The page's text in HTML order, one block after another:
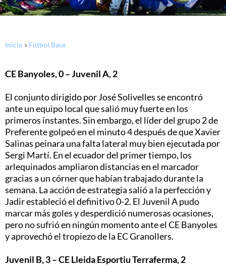
Inicio » Fútbol Base
CE Banyoles, 0 – Juvenil A, 2
El conjunto dirigido por José Solivelles se encontró
ante un equipo local que salió muy fuerte en los
primeros instantes. Sin embargo, el líder del grupo 2 de
Preferente golpeó en el minuto 4 después de que Xavier
Salinas peinara una falta lateral muy bien ejecutada por
Sergi Martí. En el ecuador del primer tiempo, los
arlequinados ampliaron distancias en el marcador
gracias a un córner que habían trabajado durante la
semana. La acción de estrategia salió a la perfección y
Jadir estableció el definitivo 0-2. El Juvenil A pudo
marcar más goles y desperdició numerosas ocasiones,
pero no sufrió en ningún momento ante el CE Banyoles
y aprovechó el tropiezo de la EC Granollers.
Juvenil B, 3 – CE Lleida Esportiu Terraferma, 2